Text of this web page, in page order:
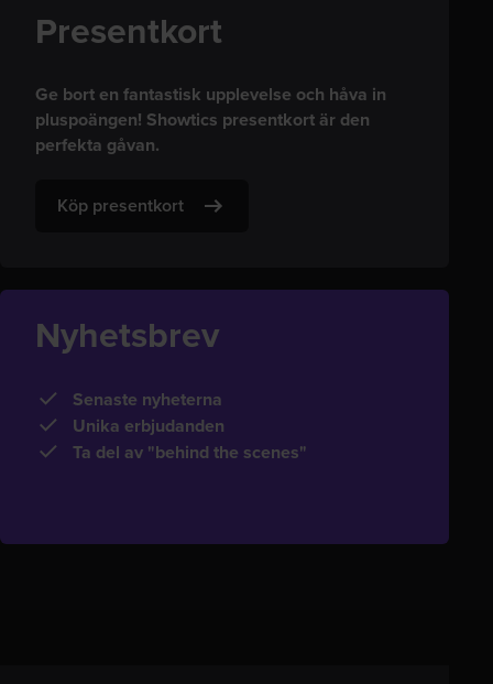
Presentkort
Ge bort en fantastisk upplevelse och håva in
pluspoängen! Showtics presentkort är den
perfekta gåvan.
Köp presentkort
Nyhetsbrev
Senaste nyheterna
Unika erbjudanden
Ta del av "behind the scenes"